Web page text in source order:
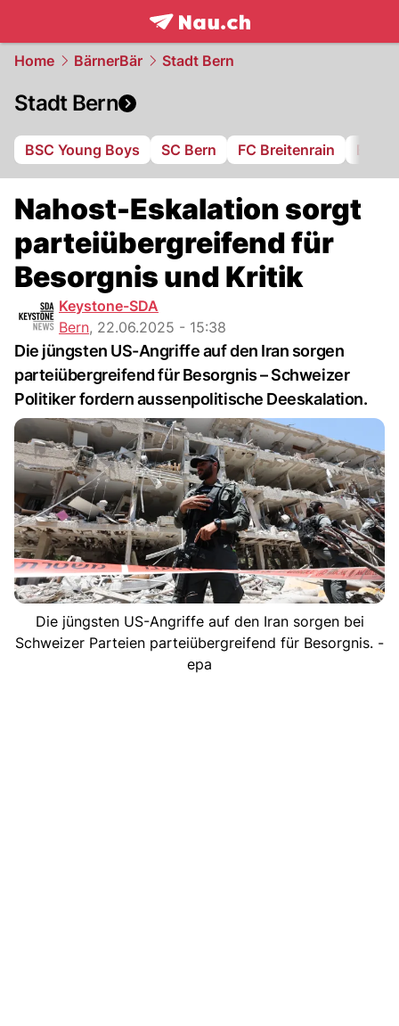
frontpage.NAU.ch
Home BärnerBär Stadt Bern
Stadt Bern
BSC Young Boys SC Bern FC Breitenrain BSV
Nahost-Eskalation sorgt
parteiübergreifend für
Besorgnis und Kritik
Keystone-SDA
Bern, 22.06.2025 - 15:38
Die jüngsten US-Angriffe auf den Iran sorgen
parteiübergreifend für Besorgnis – Schweizer
Politiker fordern aussenpolitische Deeskalation.
Die jüngsten US-Angriffe auf den Iran sorgen bei
Schweizer Parteien parteiübergreifend für Besorgnis. -
epa